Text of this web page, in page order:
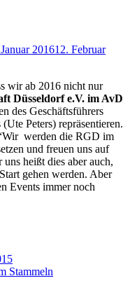
201612. Februar
wir ab 2016 nicht nur
Düsseldorf e.V. im AvD
des Geschäftsführers
Peters) repräsentieren.
werden die RGD im
und freuen uns auf
heißt dies aber auch,
gehen werden. Aber
Events immer noch
Stammeln